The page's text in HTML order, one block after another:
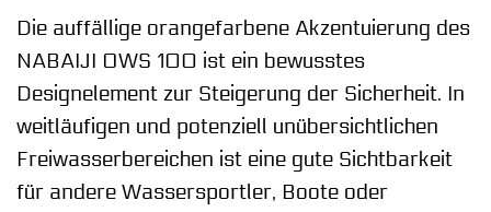
Die auffällige orangefarbene Akzentuierung des
NABAIJI OWS 100 ist ein bewusstes
Designelement zur Steigerung der Sicherheit. In
weitläufigen und potenziell unübersichtlichen
Freiwasserbereichen ist eine gute Sichtbarkeit
für andere Wassersportler, Boote oder